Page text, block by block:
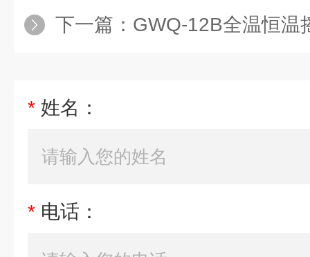
下一篇： GWQ-12B全温恒温
* 姓名：
* 电话：